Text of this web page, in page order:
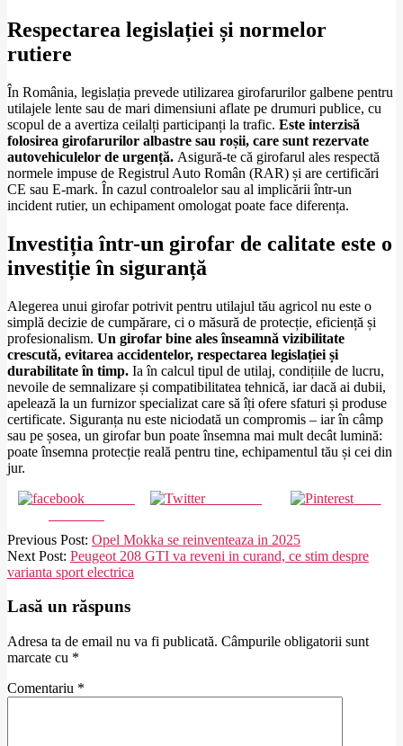
Respectarea legislației și normelor
rutiere
În România, legislația prevede utilizarea girofarurilor galbene pentru
utilajele lente sau de mari dimensiuni aflate pe drumuri publice, cu
scopul de a avertiza ceilalți participanți la trafic. Este interzisă
folosirea girofarurilor albastre sau roșii, care sunt rezervate
autovehiculelor de urgență. Asigură-te că girofarul ales respectă
normele impuse de Registrul Auto Român (RAR) și are certificări
CE sau E-mark. În cazul controalelor sau al implicării într-un
incident rutier, un echipament omologat poate face diferența.
Investiția într-un girofar de calitate este o
investiție în siguranță
Alegerea unui girofar potrivit pentru utilajul tău agricol nu este o
simplă decizie de cumpărare, ci o măsură de protecție, eficiență și
profesionalism. Un girofar bine ales înseamnă vizibilitate
crescută, evitarea accidentelor, respectarea legislației și
durabilitate în timp. Ia în calcul tipul de utilaj, condițiile de lucru,
nevoile de semnalizare și compatibilitatea tehnică, iar dacă ai dubii,
apelează la un furnizor specializat care să îți ofere sfaturi și produse
certificate. Siguranța nu este niciodată un compromis – iar în câmp
sau pe șosea, un girofar bun poate însemna mai mult decât lumină:
poate însemna protecție reală pentru tine, echipamentul tău și cei din
jur.
Post on X Save
2025-
04-
16
Previous Post: Opel Mokka se reinventeaza in 2025
Next Post: Peugeot 208 GTI va reveni in curand, ce stim despre
varianta sport electrica
Lasă un răspuns
Adresa ta de email nu va fi publicată. Câmpurile obligatorii sunt
marcate cu *
Comentariu *